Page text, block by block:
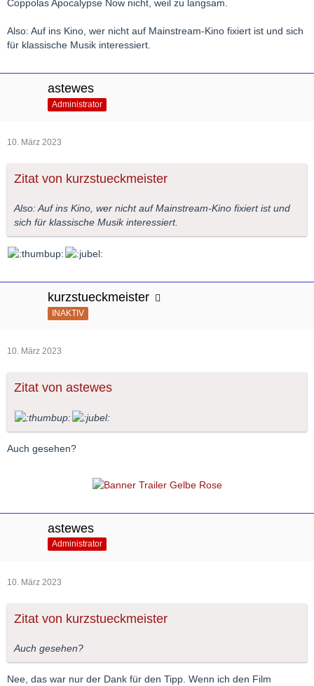
Coppolas Apocalypse Now nicht, weil zu langsam.
Also: Auf ins Kino, wer nicht auf Mainstream-Kino fixiert ist und sich
für klassische Musik interessiert.
astewes
Administrator
10. März 2023
Zitat von kurzstueckmeister
Also: Auf ins Kino, wer nicht auf Mainstream-Kino fixiert ist und
sich für klassische Musik interessiert.
kurzstueckmeister
INAKTIV
10. März 2023
Zitat von astewes
Auch gesehen?
astewes
Administrator
10. März 2023
Zitat von kurzstueckmeister
Auch gesehen?
Nee, das war nur der Dank für den Tipp. Wenn ich den Film